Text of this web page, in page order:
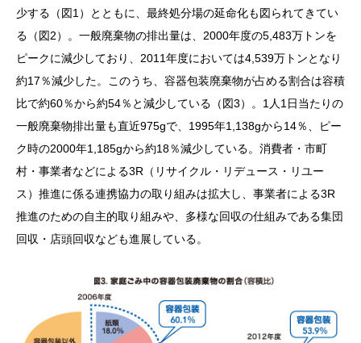
少する（図1）とともに、最終処分場の延命化も図られてきてい
る（図2）。一般廃棄物の排出量は、2000年度の5,483万トンを
ピークに減少しており、2011年度においては4,539万トンとなり
約17％減少した。このうち、容器包装廃棄物が占める割合は容積
比で約60％から約54％と減少している（図3）。1人1日当たりの
一般廃棄物排出量も直近975gで、1995年1,138gから14％、ピー
ク時の2000年1,185gから約18％減少している。消費者・市町
村・事業者などによる3R（リサイクル・リデュース・リユー
ス）推進に係る連携協力の取り組みは拡大し、事業者による3R
推進のための自主的取り組みや、多様な回収の仕組みである集団
回収・店頭回収なども進展している。